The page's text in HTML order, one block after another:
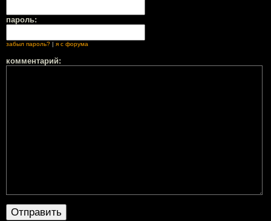
пароль:
забыл пароль? | я с форума
комментарий: